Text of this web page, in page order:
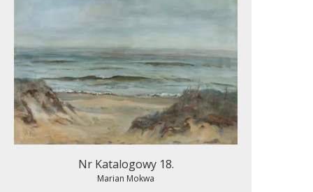
Nr Katalogowy 18.
Marian Mokwa